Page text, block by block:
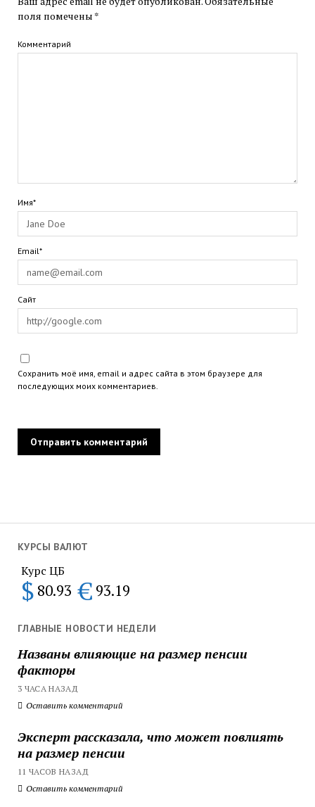
КУРСЫ ВАЛЮТ
Курс ЦБ
$ 80.93 € 93.19
ГЛАВНЫЕ НОВОСТИ НЕДЕЛИ
Названы влияющие на размер пенсии
факторы
3 ЧАСА НАЗАД
Оставить комментарий
Эксперт рассказала, что может повлиять
на размер пенсии
11 ЧАСОВ НАЗАД
Оставить комментарий
поля помечены *
Комментарий
Имя*
Email*
Сайт
Сохранить моё имя, email и адрес сайта в этом браузере для
последующих моих комментариев.